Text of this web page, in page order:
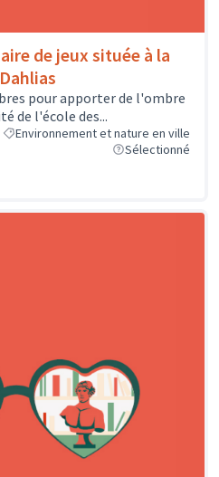
de jeux située à la
pour apporter de l'ombre
de l'école des...
Environnement et nature en ville
Sélectionné